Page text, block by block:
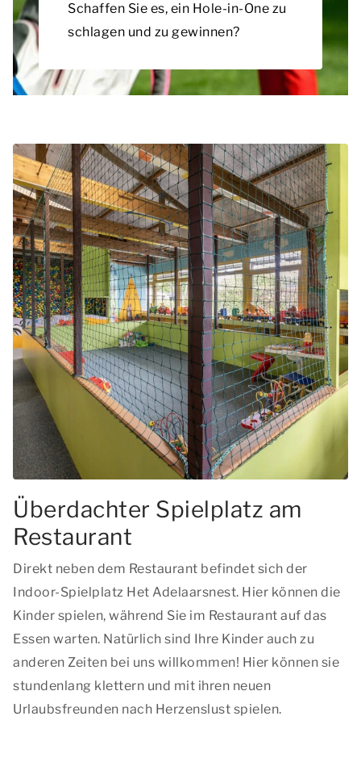
Schaffen Sie es, ein Hole-in-One zu
schlagen und zu gewinnen?
Überdachter Spielplatz am
Restaurant
Direkt neben dem Restaurant befindet sich der
Indoor-Spielplatz Het Adelaarsnest. Hier können die
Kinder spielen, während Sie im Restaurant auf das
Essen warten. Natürlich sind Ihre Kinder auch zu
anderen Zeiten bei uns willkommen! Hier können sie
stundenlang klettern und mit ihren neuen
Urlaubsfreunden nach Herzenslust spielen.